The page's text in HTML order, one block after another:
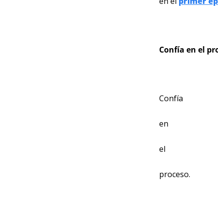
Confía en el
Confía
en
el
proceso.